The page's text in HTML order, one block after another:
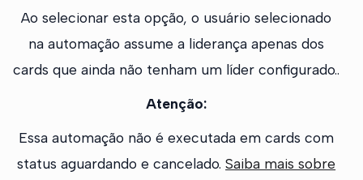
Ao selecionar esta opção, o usuário selecionado
na automação assume a liderança apenas dos
cards que ainda não tenham um líder configurado..
Atenção:
Essa automação não é executada em cards com
status aguardando e cancelado.Saiba mais sobre